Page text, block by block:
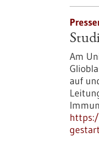
Am
auf